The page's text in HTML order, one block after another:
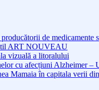
de medicamente
ART NOUVEAU
vizuală a litoralului
cu afecțiuni Alzheimer –
Mamaia în capitala verii